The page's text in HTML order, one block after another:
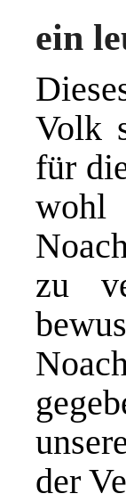
ein
Volk
für
wohl
zu
der